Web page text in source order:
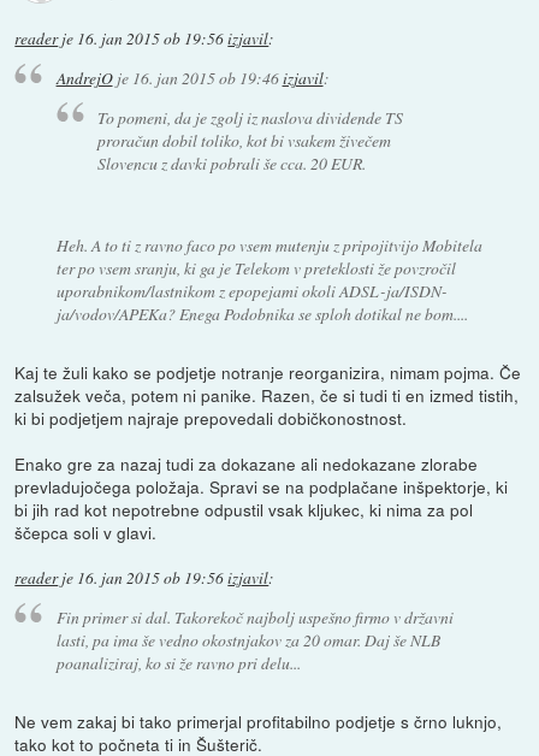
readerje 16. jan 2015 ob 19:56izjavil:
AndrejOje 16. jan 2015 ob 19:46izjavil:
To pomeni, da je zgolj iz naslova dividende TS
proračun dobil toliko, kot bi vsakem živečem
Slovencu z davki pobrali še cca. 20 EUR.
Heh. A to ti z ravno faco po vsem mutenju z pripojitvijo Mobitela
ter po vsem sranju, ki ga je Telekom v preteklosti že povzročil
uporabnikom/lastnikom z epopejami okoli ADSL-ja/ISDN-
ja/vodov/APEKa? Enega Podobnika se sploh dotikal ne bom....
Kaj te žuli kako se podjetje notranje reorganizira, nimam pojma. Če
zalsužek veča, potem ni panike. Razen, če si tudi ti en izmed tistih,
ki bi podjetjem najraje prepovedali dobičkonostnost.
Enako gre za nazaj tudi za dokazane ali nedokazane zlorabe
prevladujočega položaja. Spravi se na podplačane inšpektorje, ki
bi jih rad kot nepotrebne odpustil vsak kljukec, ki nima za pol
ščepca soli v glavi.
readerje 16. jan 2015 ob 19:56izjavil:
Fin primer si dal. Takorekoč najbolj uspešno firmo v državni
lasti, pa ima še vedno okostnjakov za 20 omar. Daj še NLB
poanaliziraj, ko si že ravno pri delu...
Ne vem zakaj bi tako primerjal profitabilno podjetje s črno luknjo,
tako kot to počneta ti in Šušterič.